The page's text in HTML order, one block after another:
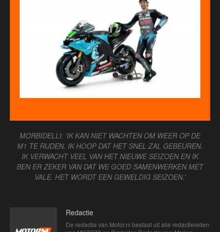
MORBIDELLI: ‘IK KAN NIET WACHTEN OM WEER OP DE
M1 TE RIJDEN. IK HOOP DAT HET SNEL ZAL GEBEUREN.
IK VERWACHT VEEL VAN HET NIEUWE SEIZOEN EN IK
BEN ER ZEKER VAN DAT WE GOED SAMENWERKEN MET
VALE. HET WORDT EEN GEWELDIG SEIZOEN.’
Redactie
De redactie van Motor.nl bestaat uit alle redactieleden